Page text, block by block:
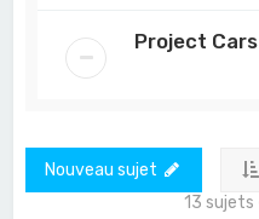
Project
Nouveau sujet
13 sujets